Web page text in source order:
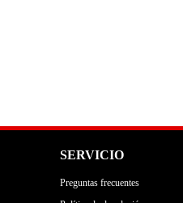
SERVICIO
Preguntas frecuentes